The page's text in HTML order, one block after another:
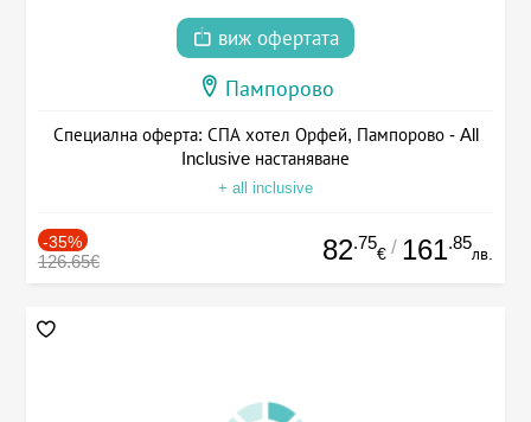
виж офертата
Пампорово
Специална оферта: СПА хотел Орфей, Пампорово - All
Inclusive настаняване
+ all inclusive
-35%
126.65€ 82.75
€ / 161.85
лв.